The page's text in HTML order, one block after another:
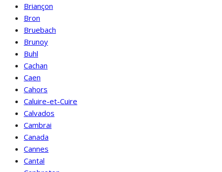
Briançon
Bron
Bruebach
Brunoy
Buhl
Cachan
Caen
Cahors
Caluire-et-Cuire
Calvados
Cambrai
Canada
Cannes
Cantal